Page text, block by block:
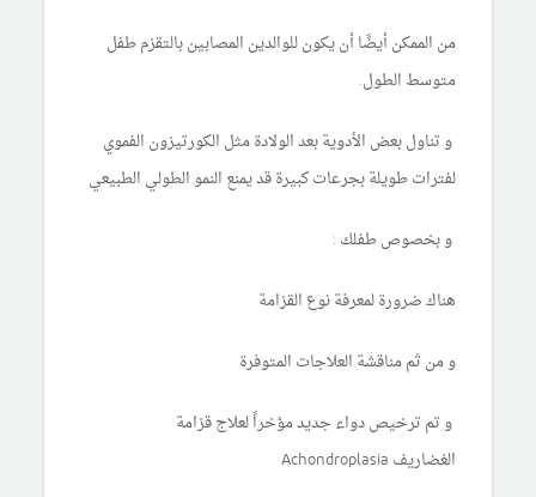
من الممكن أيضًا أن يكون للوالدين المصابين بالتقزم طفل
متوسط الطول.
و تناول بعض الأدوية بعد الولادة مثل الكورتيزون الفموي
لفترات طويلة بجرعات كبيرة قد يمنع النمو الطولي الطبيعي
و بخصوص طفلك :
هناك ضرورة لمعرفة نوع القزامة
و من ثم مناقشة العلاجات المتوفرة
و تم ترخيص دواء جديد مؤخراً لعلاج قزامة
الغضاريف Achondroplasia